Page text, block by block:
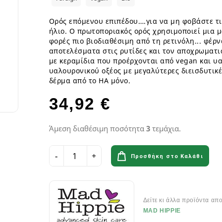
Μπάρες & Σνακς
Preworkout
Καύση Λίπους & Απώλεια
Σκόνες Πρωτεϊνης
Μπάρες ενέργειας & Μπάρες
Εργογόνα Βοηθήματα
Βιταμίνες , Μέταλλα &
Flora & Udo 's Choice -
Ανακούφιση πεπτικού
Ροφήματα Δημητριακών GF
Σάλτσες & Μουστάρδες GF
Σοκολάτες & Μπισκότα GF
Φυτικά Εδέσματα & Μαργαρίνη GF
Χυμοί Φρούτων & Λαχανικών GF
Ψωμί & Κράκερς GF
Προβιοτικά για το στόμα
Έλαια μασάζ
Ορός επόμενου επιπέδου….για να μη φοβάστε
ήλιο. Ο πρωτοποριακός ορός χρησιμοποιεί μια
φορές πιο βιοδιαθέσιμη από τη ρετινόλη...
αποτελέσματα στις ρυτίδες και τον
με κεραμίδια που προέρχονται από vegan και
υαλουρονικού οξέος με μεγαλύτερες
δέρμα από το HA μόνο.
34,92 €
Άμεση διαθέσιμη ποσότητα 3τεμάχια.
Προσθήκη στο Καλάθι
Δείτε κι άλλα προϊόντα απο
MAD HIPPIE